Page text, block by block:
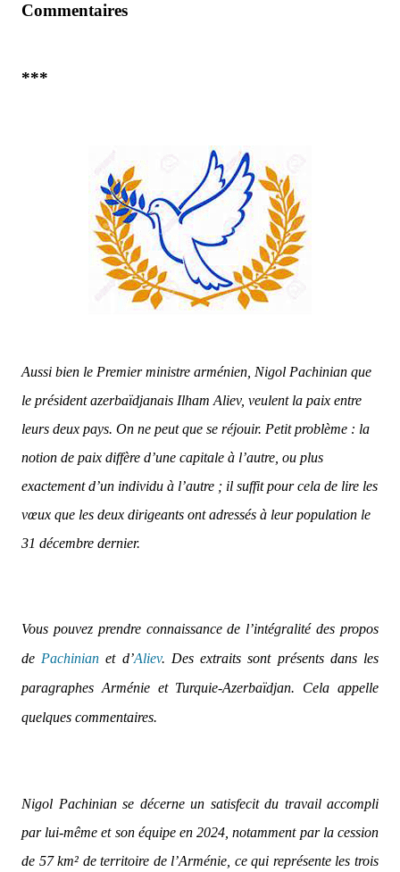
Commentaires
***
Aussi bien le Premier ministre arménien, Nigol Pachinian que
le président azerbaïdjanais Ilham Aliev, veulent la paix entre
leurs deux pays. On ne peut que se réjouir. Petit problème : la
notion de paix diffère d’une capitale à l’autre, ou plus
exactement d’un individu à l’autre ; il suffit pour cela de lire les
vœux que les deux dirigeants ont adressés à leur population le
31 décembre dernier.
Vous pouvez prendre connaissance de l’intégralité des propos
de Pachinian et d’Aliev. Des extraits sont présents dans les
paragraphes Arménie et Turquie-Azerbaïdjan. Cela appelle
quelques commentaires.
Nigol Pachinian se décerne un satisfecit du travail accompli
par lui-même et son équipe en 2024, notamment par la cession
de 57 km² de territoire de l’Arménie, ce qui représente les trois